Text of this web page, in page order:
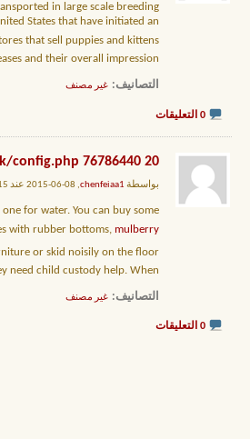
in large scale breeding
States that have initiated an
that sell puppies and kittens.
and their overall impression
التصانيف غير مصنف
0 التعليقات
20 http://www.lypwg.org.uk/config.php 76786440
بواسطة chenfeiaa1, 08-06-2015 عند 07:15 AM
for water. You can buy some
with rubber bottoms, mulberry
or skid noisily on the floor..
need child custody help. When
التصانيف غير مصنف
0 التعليقات